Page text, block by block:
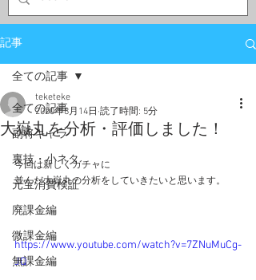
記事
全ての記事
副将キャラ
裏技・小ネタ
元宝消費検証
廃課金編
微課金編
無課金編
全ての記事
大嶽丸を分析・評価しました！
teketeke
2020年8月14日 読了時間: 5分
今回は新しくガチャに
並んだ大嶽丸の分析をしていきたいと思います。
https://www.youtube.com/watch?v=7ZNuMuCg-
JQ